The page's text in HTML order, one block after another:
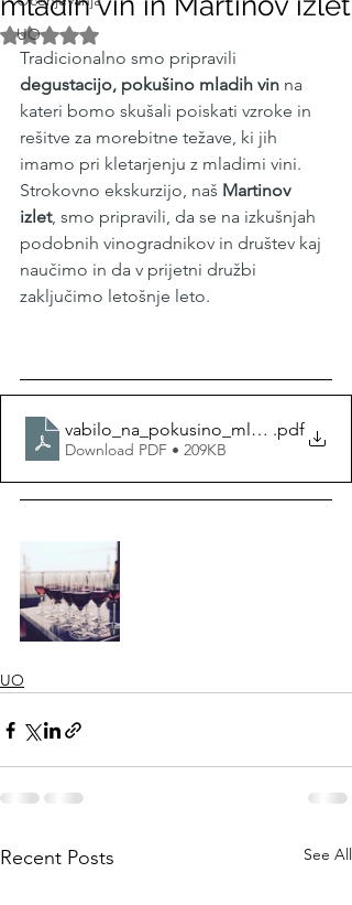
UO Rated NaN out of 5 stars.
Tradicionalno smo pripravili
degustacijo, pokušino mladih vin na
kateri bomo skušali poiskati vzroke in
rešitve za morebitne težave, ki jih
imamo pri kletarjenju z mladimi vini.
Strokovno ekskurzijo, naš Martinov
izlet, smo pripravili, da se na izkušnjah
podobnih vinogradnikov in društev kaj
naučimo in da v prijetni družbi
zaključimo letošnje leto.
.pdf
Download PDF • 209KB
UO
Recent Posts See All